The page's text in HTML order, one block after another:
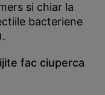
si chiar la
bacteriene
fac ciuperca